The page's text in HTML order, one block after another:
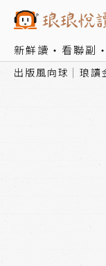
新鮮讀 看聯副
出版風向球 琅讀